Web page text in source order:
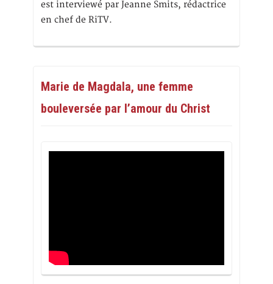
est interviewé par Jeanne Smits, rédactrice
en chef de RiTV.
Marie de Magdala, une femme
bouleversée par l’amour du Christ